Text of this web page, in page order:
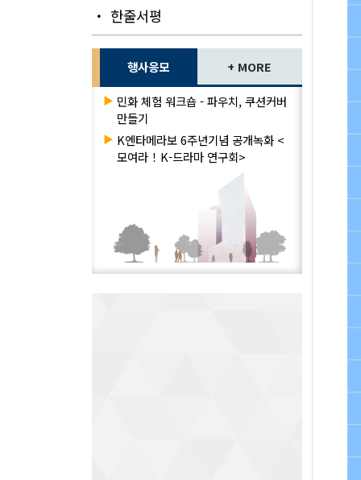
・ 한줄서평
행사응모 + MORE
▶ 민화 체험 워크숍 - 파우치, 쿠션커버
만들기
▶ K엔타메라보 6주년기념 공개녹화 <
모여라！K-드라마 연구회>